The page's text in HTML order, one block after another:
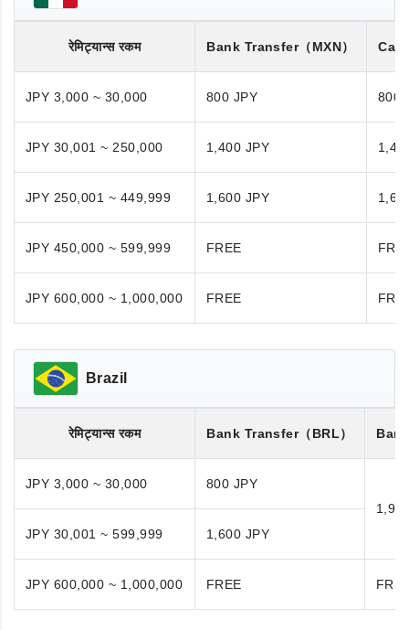
रेमिट्यान्स रकम Bank Transfer（MXN）
JPY 3,000 ~ 30,000 800 JPY 800
JPY 30,001 ~ 250,000 1,400 JPY
JPY 250,001 ~ 449,999 1,600 JPY
JPY 450,000 ~ 599,999 FREE
JPY 600,000 ~ 1,000,000 FREE
Brazil
रेमिट्यान्स रकम Bank Transfer（BRL）
JPY 3,000 ~ 30,000
800 JPY
JPY 30,001 ~ 599,999
1,600 JPY
JPY 600,000 ~ 1,000,000 FREE